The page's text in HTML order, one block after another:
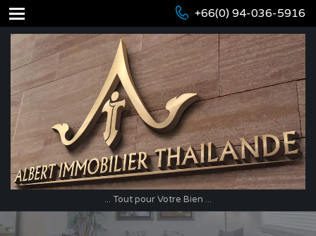
+66(0) 94-036-5916
... Tout pour Votre Bien ...